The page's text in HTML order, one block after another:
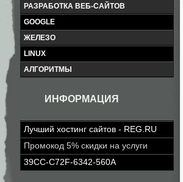
РАЗРАБОТКА ВЕБ-САЙТОВ
GOOGLE
ЖЕЛЕЗО
LINUX
АЛГОРИТМЫ
ИНФОРМАЦИЯ
Лучший хостинг сайтов - REG.RU
Промокод 5% скидки на услуги
39CC-C72F-6342-560A